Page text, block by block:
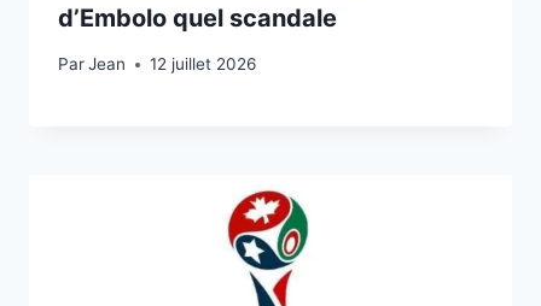
d’Embolo quel scandale
ParJean
12 juillet 202612 juillet 2026